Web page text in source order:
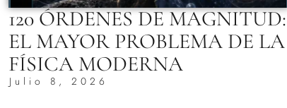
120 ÓRDENES DE MAGNITUD:
EL MAYOR PROBLEMA DE LA
FÍSICA MODERNA
Julio 8, 2026